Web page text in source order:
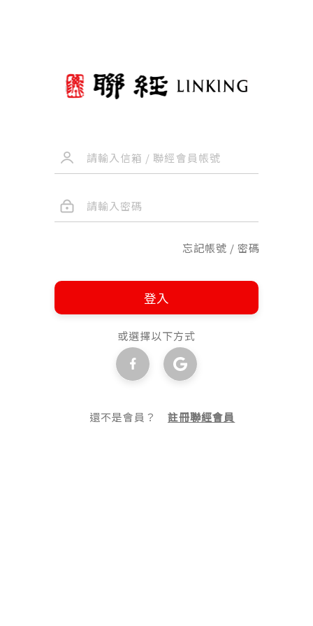
忘記帳號 / 密碼
登入
或選擇以下方式
還不是會員？註冊聯經會員